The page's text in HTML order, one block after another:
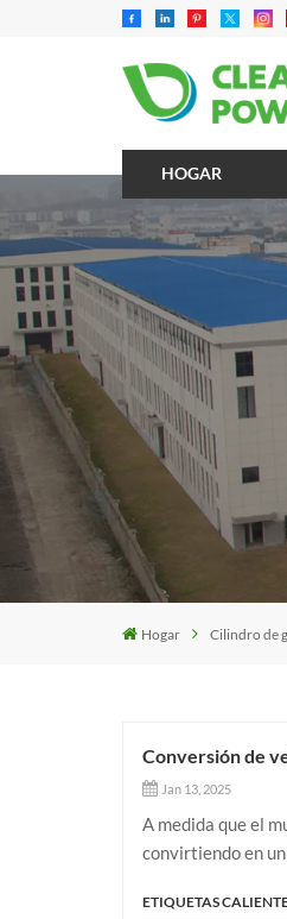
HOGAR
Hogar Cilindro de
Conversión de
Jan 13, 2025
A medida que el
convirtiendo en
ETIQUETAS